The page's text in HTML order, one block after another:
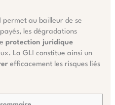
permet au bailleur de se
les dégradations
protection juridique
La GLI constitue ainsi un
efficacement les risques liés